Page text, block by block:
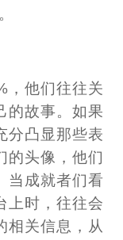
，他们往往关
的故事。如果
分凸显那些表
的头像，他们
当成就者们看
上时，往往会
相关信息，从